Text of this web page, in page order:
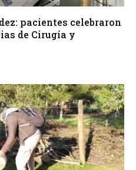
pacientes celebraron
de Cirugía y